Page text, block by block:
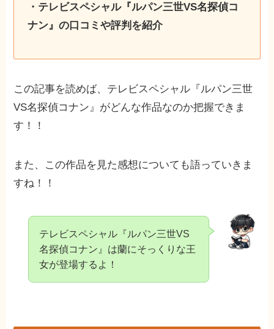
・テレビスペシャル『ルパン三世VS名探偵コ
ナン』の口コミや評判を紹介
この記事を読めば、テレビスペシャル『ルパン三世
VS名探偵コナン』がどんな作品なのか把握できま
す！！
また、この作品を見た感想についても語っていきま
すね！！
テレビスペシャル『ルパン三世VS
名探偵コナン』は蘭にそっくりな王
女が登場するよ！